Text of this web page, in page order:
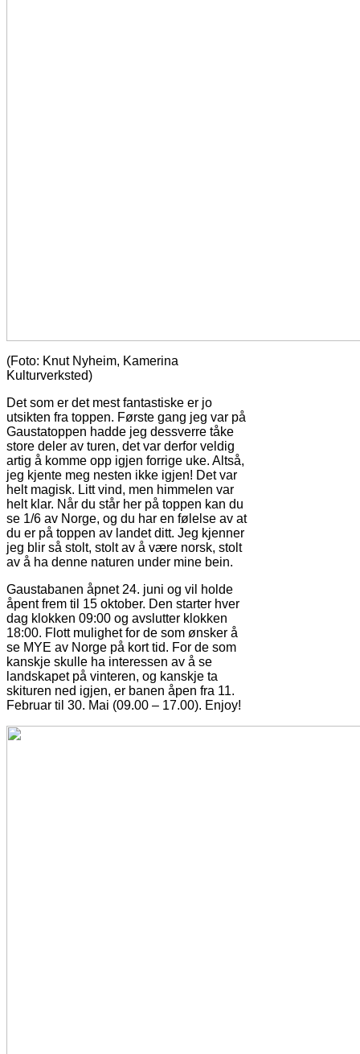
(Foto: Knut Nyheim, Kamerina
Kulturverksted)
Det som er det mest fantastiske er jo
utsikten fra toppen. Første gang jeg var på
Gaustatoppen hadde jeg dessverre tåke
store deler av turen, det var derfor veldig
artig å komme opp igjen forrige uke. Altså,
jeg kjente meg nesten ikke igjen! Det var
helt magisk. Litt vind, men himmelen var
helt klar. Når du står her på toppen kan du
se 1/6 av Norge, og du har en følelse av at
du er på toppen av landet ditt. Jeg kjenner
jeg blir så stolt, stolt av å være norsk, stolt
av å ha denne naturen under mine bein.
Gaustabanen åpnet 24. juni og vil holde
åpent frem til 15 oktober. Den starter hver
dag klokken 09:00 og avslutter klokken
18:00. Flott mulighet for de som ønsker å
se MYE av Norge på kort tid. For de som
kanskje skulle ha interessen av å se
landskapet på vinteren, og kanskje ta
skituren ned igjen, er banen åpen fra 11.
Februar til 30. Mai (09.00 – 17.00). Enjoy!